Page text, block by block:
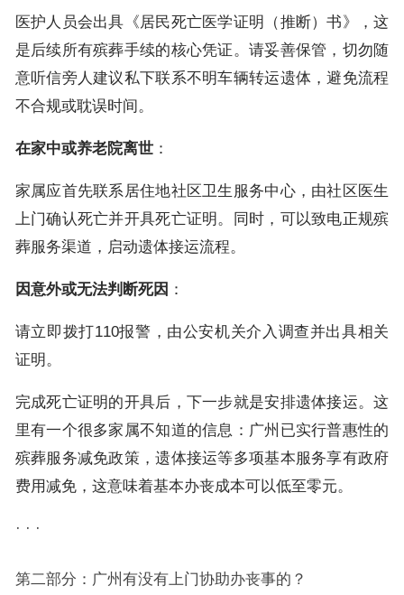
医护人员会出具《居民死亡医学证明（推断）书》，这
是后续所有殡葬手续的核心凭证。请妥善保管，切勿随
意听信旁人建议私下联系不明车辆转运遗体，避免流程
不合规或耽误时间。
在家中或养老院离世：
家属应首先联系居住地社区卫生服务中心，由社区医生
上门确认死亡并开具死亡证明。同时，可以致电正规殡
葬服务渠道，启动遗体接运流程。
因意外或无法判断死因 ：
请立即拨打110报警，由公安机关介入调查并出具相关
证明。
完成死亡证明的开具后，下一步就是安排遗体接运。这
里有一个很多家属不知道的信息：广州已实行普惠性的
殡葬服务减免政策，遗体接运等多项基本服务享有政府
费用减免，这意味着基本办丧成本可以低至零元。
· · ·
第二部分：广州有没有上门协助办丧事的？